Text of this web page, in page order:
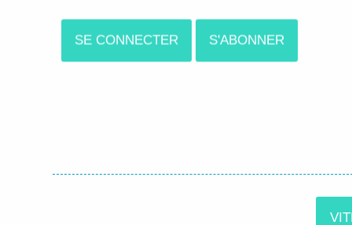
SE CONNECTER S'ABONNER